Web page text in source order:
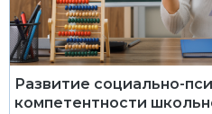
Развитие социально-
компетентности